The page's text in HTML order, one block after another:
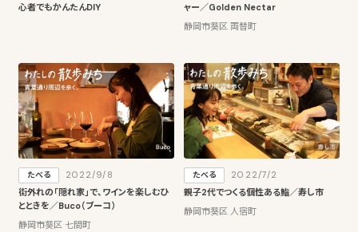
心者でもかんたんDIY
ャー／Golden Nectar
静岡市葵区 両替町
たべる
2022/9/8
街外れの「隠れ家」で、ワインを楽しむひ
とときを／Buco（ブーコ）
静岡市葵区 七間町
たべる
2022/7/2
親子2代でつくる個性ある鮨／寿し市
静岡市葵区 人宿町